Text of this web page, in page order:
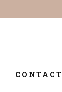
CONTACT